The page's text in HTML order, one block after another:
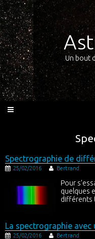
Un bout
Spectrographie de
25/02/2016 Bertrand
Pour
quelques
différents
La spectrographie avec
25/02/2016 Bertrand